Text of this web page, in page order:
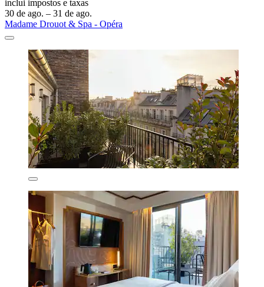
inclui impostos e taxas
30 de ago. – 31 de ago.
Madame Drouot & Spa - Opéra